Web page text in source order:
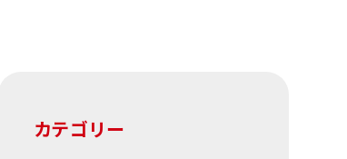
カテゴリー